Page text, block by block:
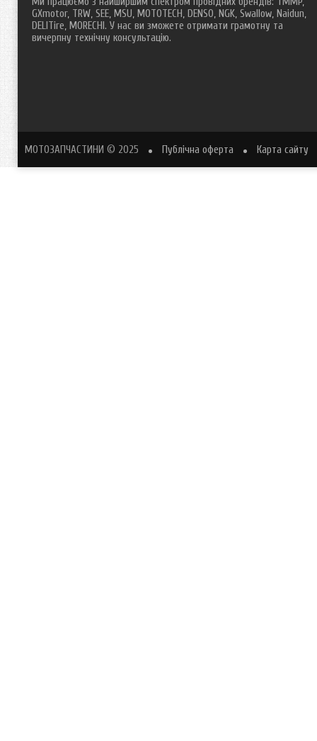
GXmotor, TRW, SEE, MSU, MOTOTECH, DENSO, NGK, Swallow, Naidun,
DELITire, MORECHI. У нас ви зможете отримати грамотну та
вичерпну технічну консультацію.
МОТОЗАПЧАСТИНИ © 2025 Публічна оферта Карта сайту